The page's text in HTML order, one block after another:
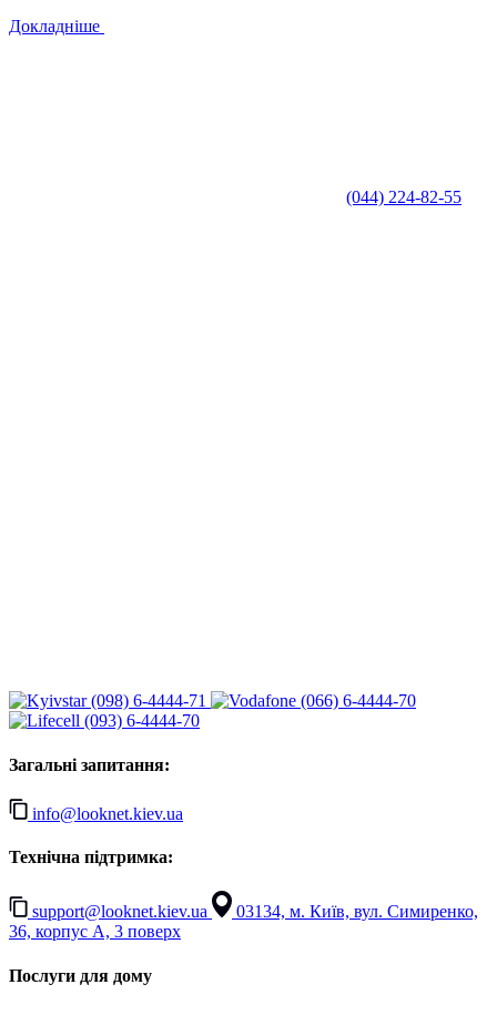
Докладніше
(044) 224-82-55
(098) 6-4444-71
(066) 6-4444-70
(093) 6-4444-70
Загальні запитання:
info@looknet.kiev.ua
Технічна підтримка:
support@looknet.kiev.ua
03134, м. Київ, вул. Симиренко,
36, корпус А, 3 поверх
Послуги для дому